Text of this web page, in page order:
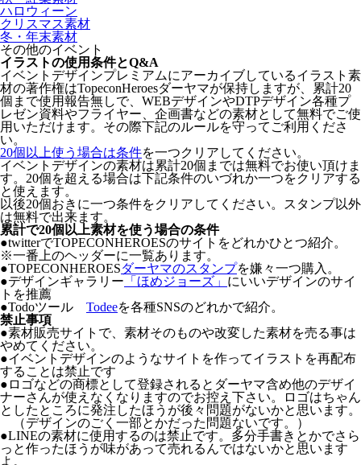
ハロウィーン
クリスマス素材
冬・年末素材
その他のイベント
イラストの使用条件とQ&A
イベントデザインプレミアムにアーカイブしているイラスト素
材の著作権はTopeconHeroesダーヤマが保持しますが、累計20
個まで使用報告無しで、WEBデザインやDTPデザイン各種プ
レゼン資料やフライヤー、企画書などの素材として無料でご使
用いただけます。その際下記のルールを守ってご利用くださ
い。
20個以上使う場合は条件を一つクリアしてください。
イベントデザインの素材は累計20個までは無料でお使い頂けま
す。20個を超える場合は下記条件のいづれか一つをクリアする
と使えます。
以後20個おきに一つ条件をクリアしてください。スタンプ以外
は無料で出来ます。
累計で20個以上素材を使う場合の条件
●twitterでTOPECONHEROESのサイトをどれかひとつ紹介。
※一番上のヘッダーに一覧あります。
●TOPECONHEROESダーヤマのスタンプを嫌々一つ購入。
●デザインギャラリー 「ほめジョーズ」 にいいデザインのサイ
トを推薦
●Todoツール Todeeを各種SNSのどれかで紹介。
禁止事項
●素材販売サイトで、素材そのものや改変した素材を売る事は
やめてください。
●イベントデザインのようなサイトを作ってイラストを再配布
することは禁止です
● ロゴなどの商標として登録されるとダーヤマ含め他のデザイ
ナーさんが使えなくなりますのでお控え下さい。ロゴはちゃん
としたところに発注したほうが後々問題がないかと思います。
（デザインのごく一部とかだった問題ないです。）
●LINEの素材に使用するのは禁止です。多分手書きとかでさら
っと作ったほうが味があって売れるんではないかと思います
よ。